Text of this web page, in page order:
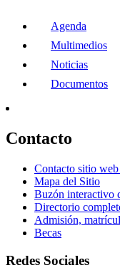
Agenda
Multimedios
Noticias
Documentos
Contacto
Contacto sitio
Mapa del Sitio
Buzón interactivo
Directorio
Admisión,
Becas
Redes Sociales